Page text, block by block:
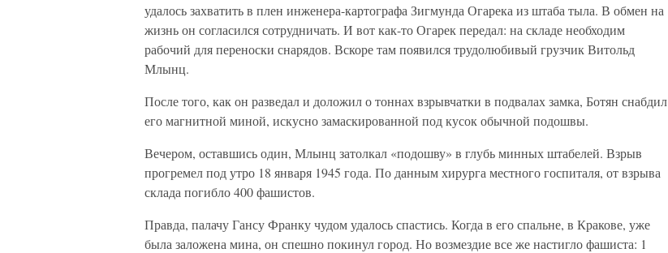
удалось захватить в плен инженера-картографа Зигмунда Огарека из штаба тыла. В обмен на
жизнь он согласился сотрудничать. И вот как-то Огарек передал: на складе необходим
рабочий для переноски снарядов. Вскоре там появился трудолюбивый грузчик Витольд
Млынц.
После того, как он разведал и доложил о тоннах взрывчатки в подвалах замка, Ботян снабдил
его магнитной миной, искусно замаскированной под кусок обычной подошвы.
Вечером, оставшись один, Млынц затолкал «подошву» в глубь минных штабелей. Взрыв
прогремел под утро 18 января 1945 года. По данным хирурга местного госпиталя, от взрыва
склада погибло 400 фашистов.
Правда, палачу Гансу Франку чудом удалось спастись. Когда в его спальне, в Кракове, уже
была заложена мина, он спешно покинул город. Но возмездие все же настигло фашиста: 1